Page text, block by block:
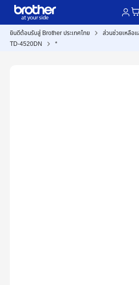
ยินดีต้อนรับสู่ Brother ประเทศไทย
ส่วนช่วยเหลือแ
TD-4520DN
*